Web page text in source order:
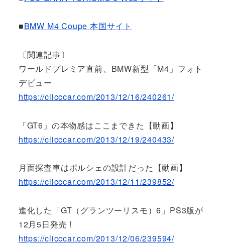
■BMW M4 Coupe 本国サイト
〔関連記事〕
ワールドプレミア直前、BMW新型「M4」フォト
デビュー
https://clicccar.com/2013/12/16/240261/
「GT6」の本物感はここまできた【動画】
https://clicccar.com/2013/12/19/240433/
月面探査車はポルシェの設計だった【動画】
https://clicccar.com/2013/12/11/239852/
進化した「GT（グランツーリスモ）6」PS3版が
12月5日発売 !
https://clicccar.com/2013/12/06/239594/